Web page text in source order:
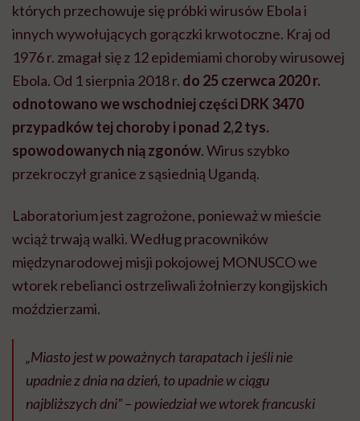
których przechowuje się próbki wirusów Ebola i
innych wywołujących gorączki krwotoczne. Kraj od
1976 r. zmagał się z 12 epidemiami choroby wirusowej
Ebola. Od 1 sierpnia 2018 r. do 25 czerwca 2020 r.
odnotowano we wschodniej części DRK 3470
przypadków tej choroby i ponad 2,2 tys.
spowodowanych nią zgonów. Wirus szybko
przekroczył granice z sąsiednią Ugandą.
Laboratorium jest zagrożone, ponieważ w mieście
wciąż trwają walki. Według pracowników
międzynarodowej misji pokojowej MONUSCO we
wtorek rebelianci ostrzeliwali żołnierzy kongijskich
moździerzami.
„Miasto jest w poważnych tarapatach i jeśli nie
upadnie z dnia na dzień, to upadnie w ciągu
najbliższych dni” – powiedział we wtorek francuski